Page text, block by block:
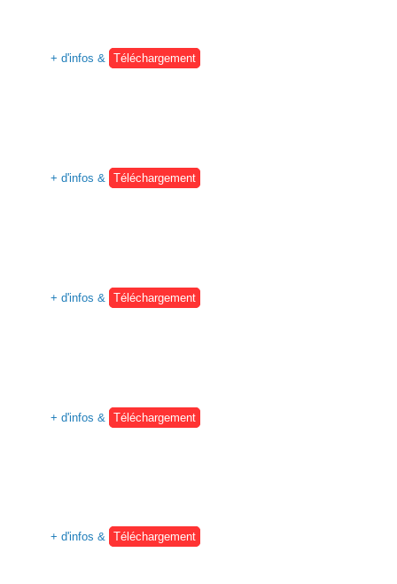
+ d'infos & Téléchargement
+ d'infos &
Téléchargement
+ d'infos &
Téléchargement
+ d'infos &
Téléchargement
+ d'infos & Téléchargement